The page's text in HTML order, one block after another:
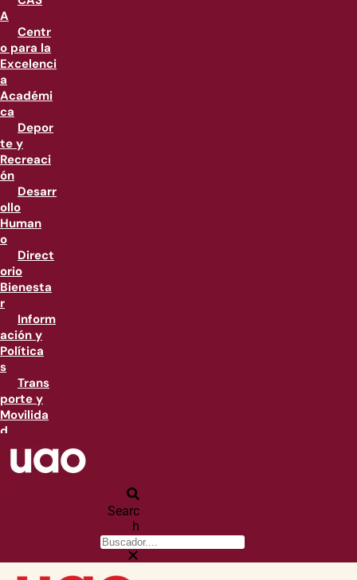
A
Centr
o para la
Excelenci
a
Académi
ca
Depor
te y
Recreaci
ón
Desarr
ollo
Human
o
Direct
orio
Bienesta
r
Inform
ación y
Política
s
Trans
porte y
Movilida
d
Searc
h